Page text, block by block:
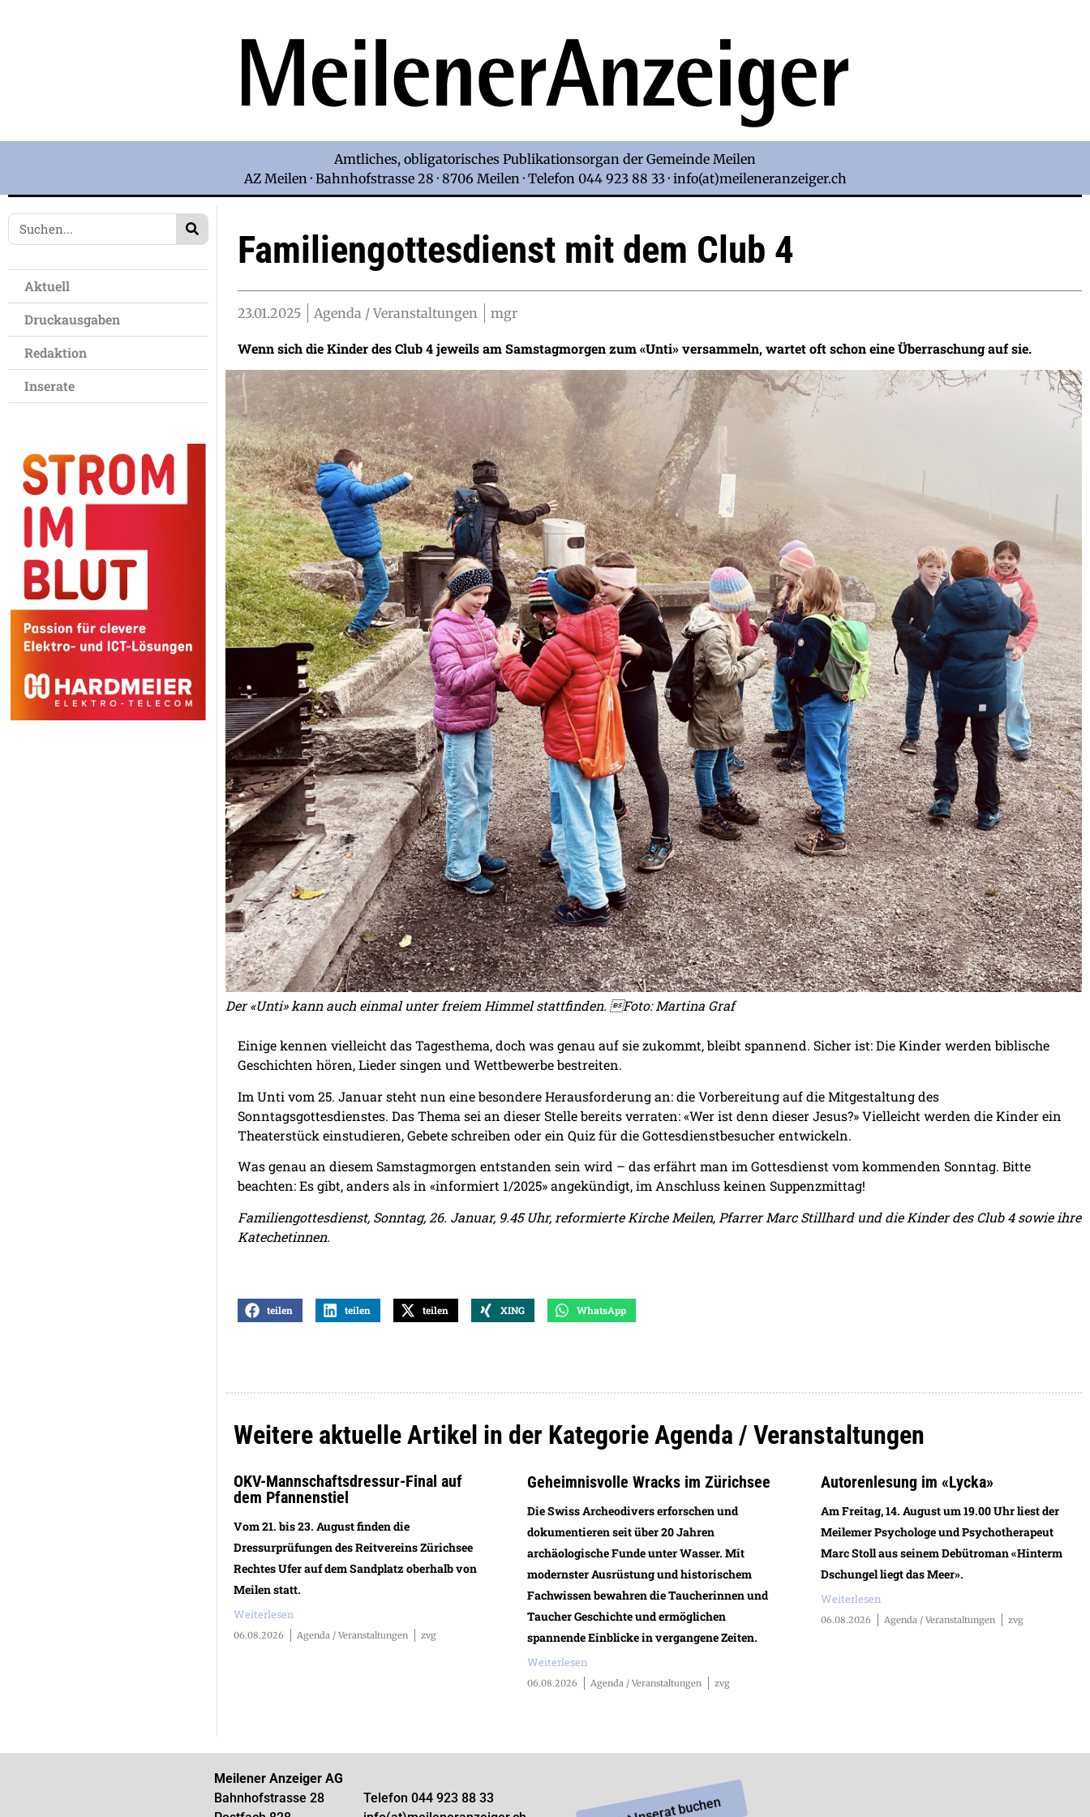
Amtliches, obligatorisches Publikationsorgan der Gemeinde Meilen
AZ Meilen · Bahnhofstrasse 28 · 8706 Meilen · Telefon 044 923 88 33 · info(at)meileneranzeiger.ch
Aktuell
Druckausgaben
Redaktion
Inserate
Familiengottesdienst mit dem Club 4
23.01.2025 Agenda / Veranstaltungen mgr
Wenn sich die Kinder des Club 4 jeweils am Samstagmorgen zum «Unti» versammeln, wartet oft schon eine Überraschung auf sie.
Der «Unti» kann auch einmal unter freiem Himmel stattfinden. Foto: Martina Graf
Einige kennen vielleicht das Tagesthema, doch was genau auf sie zukommt, bleibt spannend. Sicher ist: Die Kinder werden biblische
Geschichten hören, Lieder singen und Wettbewerbe bestreiten.
Im Unti vom 25. Januar steht nun eine besondere Herausforderung an: die Vorbereitung auf die Mitgestaltung des
Sonntagsgottesdienstes. Das Thema sei an dieser Stelle bereits verraten: «Wer ist denn dieser Jesus?» Vielleicht werden die Kinder ein
Theaterstück einstudieren, Gebete schreiben oder ein Quiz für die Gottesdienstbesucher entwickeln.
Was genau an diesem Samstagmorgen entstanden sein wird – das erfährt man im Gottesdienst vom kommenden Sonntag. Bitte
beachten: Es gibt, anders als in «informiert 1/2025» angekündigt, im Anschluss keinen Suppenzmittag!
Familiengottesdienst, Sonntag, 26. Januar, 9.45 Uhr, reformierte Kirche Meilen, Pfarrer Marc Stillhard und die Kinder des Club 4 sowie ihre
Katechetinnen.
teilen teilen teilen XING WhatsApp
Weitere aktuelle Artikel in der Kategorie Agenda / Veranstaltungen
OKV-Mannschaftsdressur-Final auf
dem Pfannenstiel
Vom 21. bis 23. August finden die
Dressurprüfungen des Reitvereins Zürichsee
Rechtes Ufer auf dem Sandplatz oberhalb von
Meilen statt.
Weiterlesen
06.08.2026 Agenda / Veranstaltungen zvg
Geheimnisvolle Wracks im Zürichsee
Die Swiss Archeodivers erforschen und
dokumentieren seit über 20 Jahren
archäologische Funde unter Wasser. Mit
modernster Ausrüstung und historischem
Fachwissen bewahren die Taucherinnen und
Taucher Geschichte und ermöglichen
spannende Einblicke in vergangene Zeiten.
Weiterlesen
06.08.2026 Agenda / Veranstaltungen zvg
Autorenlesung im «Lycka»
Am Freitag, 14. August um 19.00 Uhr liest der
Meilemer Psychologe und Psychotherapeut
Marc Stoll aus seinem Debütroman «Hinterm
Dschungel liegt das Meer».
Weiterlesen
06.08.2026 Agenda / Veranstaltungen zvg
Meilener Anzeiger AG
Bahnhofstrasse 28
Telefon 044 923 88 33